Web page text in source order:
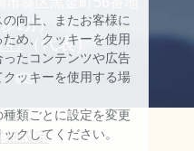
1分）
（代表）
細設定
向上、またお客様に
め、クッキーを使用
たコンテンツや広告
ッキーを使用する場
類ごとに設定を変更
クしてください。